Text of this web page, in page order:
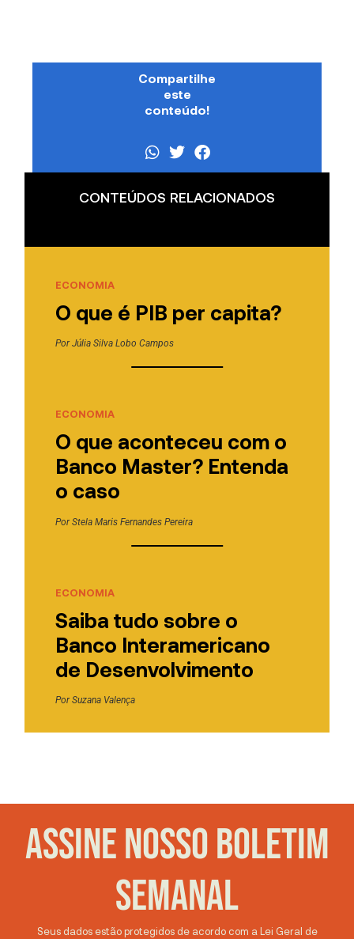
Compartilhe
este
conteúdo!
CONTEÚDOS RELACIONADOS
ECONOMIA
O que é PIB per capita?
PorJúlia Silva Lobo Campos
ECONOMIA
O que aconteceu com o
Banco Master? Entenda
o caso
PorStela Maris Fernandes Pereira
ECONOMIA
Saiba tudo sobre o
Banco Interamericano
de Desenvolvimento
PorSuzana Valença
ASSINE NOSSO BOLETIM
SEMANAL
Seus dados estão protegidos de acordo com a Lei Geral de